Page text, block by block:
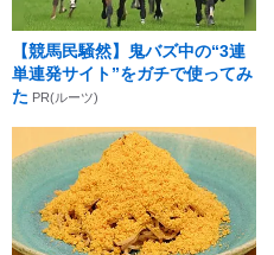
【競馬民騒然】鬼バズ中の“3連
単連発サイト”をガチで使ってみ
た PR(ルーツ)